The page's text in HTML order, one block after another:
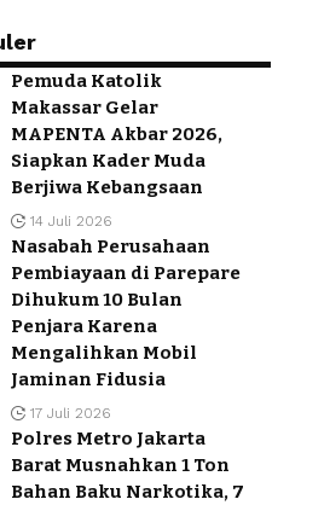
Pemuda Katolik
Makassar Gelar
MAPENTA Akbar 2026,
Siapkan Kader Muda
Berjiwa Kebangsaan
14 Juli 2026
Nasabah Perusahaan
Pembiayaan di Parepare
Dihukum 10 Bulan
Penjara Karena
Mengalihkan Mobil
Jaminan Fidusia
17 Juli 2026
Polres Metro Jakarta
Barat Musnahkan 1 Ton
Bahan Baku Narkotika, 7